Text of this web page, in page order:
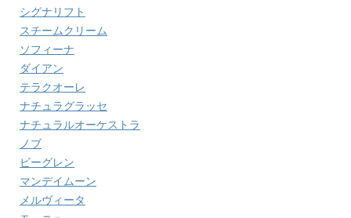
シグナリフト
スチームクリーム
ソフィーナ
ダイアン
テラクオーレ
ナチュラグラッセ
ナチュラルオーケストラ
ノブ
ビーグレン
マンデイムーン
メルヴィータ